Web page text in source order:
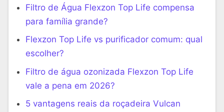
Filtro de Água Flexzon Top Life compensa
para família grande?
Flexzon Top Life vs purificador comum: qual
escolher?
Filtro de água ozonizada Flexzon Top Life
vale a pena em 2026?
5 vantagens reais da roçadeira Vulcan